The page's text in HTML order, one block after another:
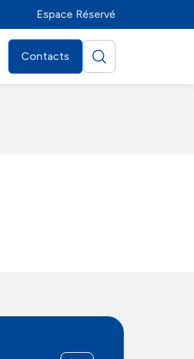
Espace Réservé
Contacts